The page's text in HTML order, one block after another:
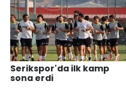
Serikspor'da ilk kamp
sona erdi